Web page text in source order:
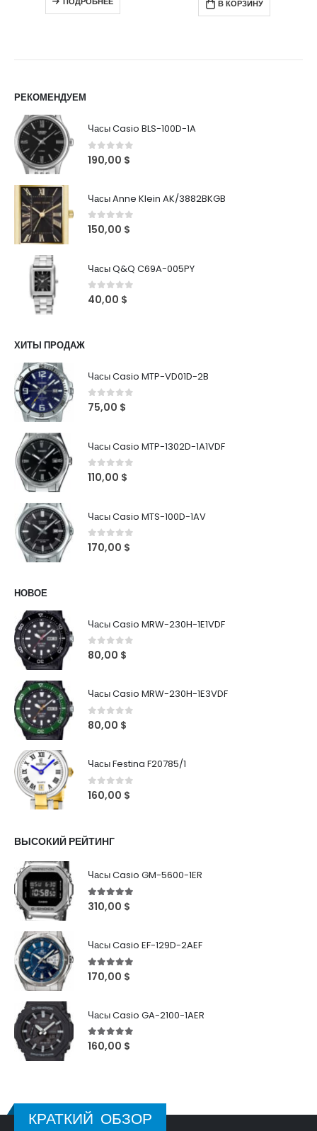
В КОРЗИНУ
РЕКОМЕНДУЕМ
Часы Casio BLS-100D-1A
0out of 5
190,00 $
Часы Anne Klein AK/3882BKGB
0out of 5
150,00 $
Часы Q&Q C69A-005PY
0 out of 5
40,00 $
ХИТЫ ПРОДАЖ
Часы Casio MTP-VD01D-2B
0out of 5
75,00 $
Часы Casio MTP-1302D-1A1VDF
0out of 5
110,00 $
Часы Casio MTS-100D-1AV
0out of 5
170,00 $
НОВОЕ
Часы Casio MRW-230H-1E1VDF
0out of 5
80,00 $
Часы Casio MRW-230H-1E3VDF
0out of 5
80,00 $
Часы Festina F20785/1
0out of 5
160,00 $
ВЫСОКИЙ РЕЙТИНГ
Часы Casio GM-5600-1ER
5out of 5
310,00 $
Часы Casio EF-129D-2AEF
5out of 5
170,00 $
Часы Casio GA-2100-1AER
5out of 5
160,00 $
КРАТКИЙ ОБЗОР